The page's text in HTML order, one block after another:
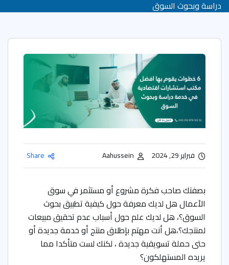
دراسة وبحوث السوق
فبراير 29, 2024 Aahussein
Share
بصفتك صاحب فكرة مشروع أو مستثمر في سوق
الأعمال هل لديك معرفة حول كيفية تطبيق بحوث
السوق؟، هل لديك علم حول أسباب عدم تحقيق مبيعات
لمنتجك؟،هل أنت مهتم بإطلاق منتج أو خدمة جديدة أو
حتى حملة تسويقية جديدة ، لكنك لست متأكدا مما
يريده المستهلكون؟